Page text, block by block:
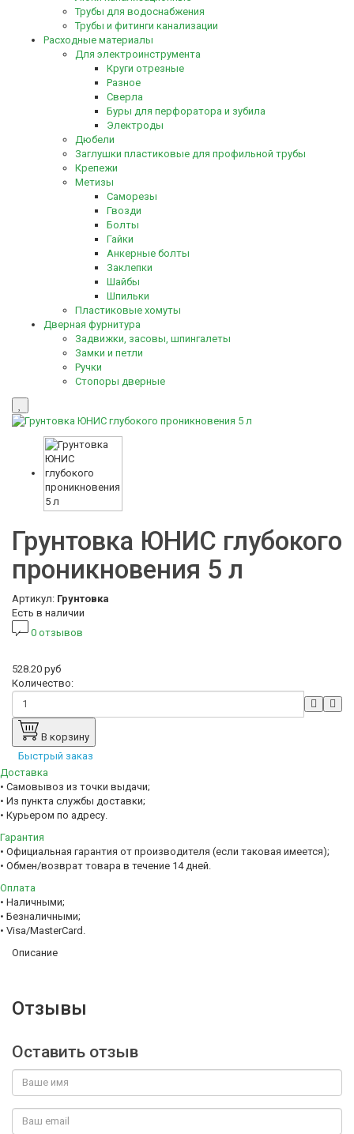
Трубы для водоснабжения
Трубы и фитинги канализации
Расходные материалы
Для электроинструмента
Круги отрезные
Разное
Сверла
Буры для перфоратора и зубила
Электроды
Дюбели
Заглушки пластиковые для профильной трубы
Крепежи
Метизы
Саморезы
Гвозди
Болты
Гайки
Анкерные болты
Заклепки
Шайбы
Шпильки
Пластиковые хомуты
Дверная фурнитура
Задвижки, засовы, шпингалеты
Замки и петли
Ручки
Стопоры дверные
Грунтовка ЮНИС глубокого
проникновения 5 л
Артикул: Грунтовка
Есть в наличии
0 отзывов
528.20 руб
Количество:
В корзину
Быстрый заказ
Доставка
• Самовывоз из точки выдачи;
• Из пункта службы доставки;
• Курьером по адресу.
Гарантия
• Официальная гарантия от производителя (если таковая имеется);
• Обмен/возврат товара в течение 14 дней.
Оплата
• Наличными;
• Безналичными;
• Visa/MasterCard.
Описание
Отзывы
Оставить отзыв